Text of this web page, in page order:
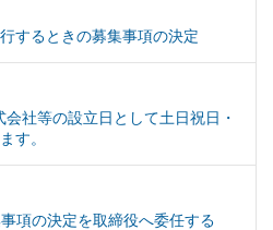
するときの募集事項の決定
会社等の設立日として土日祝日・
す。
項の決定を取締役へ委任する